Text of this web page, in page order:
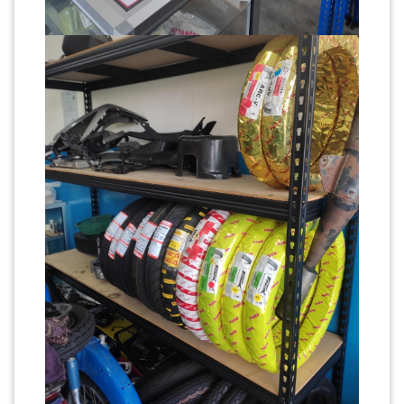
LUMPUR(16)
PUTRAJAYA(9)
LABUAN(2)
MALAYSIA(82)
INDONESIA(1)
SINGAPORE(0)
BRUNEI(0)